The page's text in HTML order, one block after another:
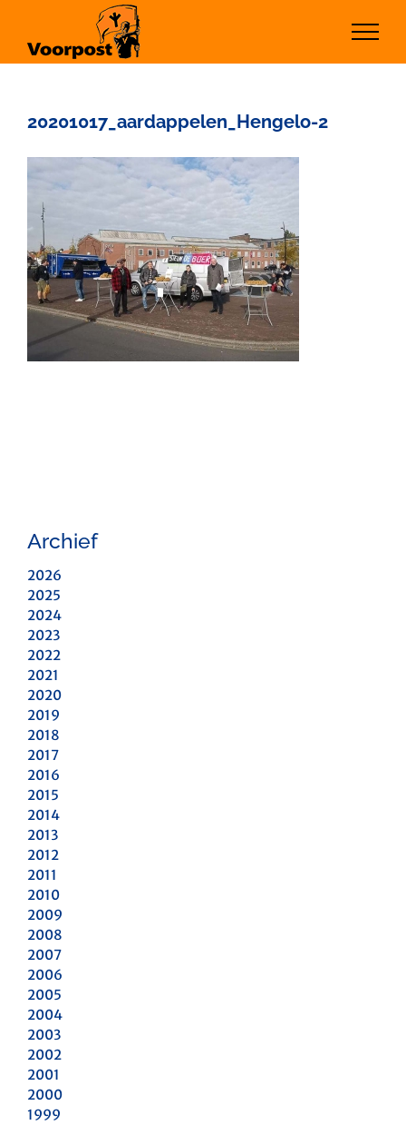
inhoud
20201017_aardappelen_Hengelo-2
Archief
2026
2025
2024
2023
2022
2021
2020
2019
2018
2017
2016
2015
2014
2013
2012
2011
2010
2009
2008
2007
2006
2005
2004
2003
2002
2001
2000
1999